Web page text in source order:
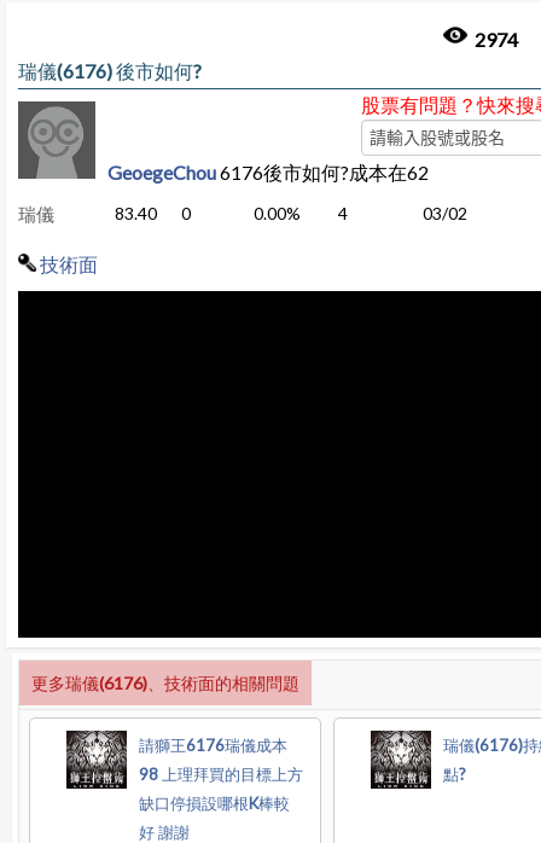
2974
瑞儀(6176) 後市如何?
股票有問題？快來搜
GeoegeChou6176後市如何?成本在62
瑞儀 83.40 0 0.00% 4 03/02
技術面
更多瑞儀(6176)、技術面的相關問題
請獅王6176瑞儀成本
98 上理拜買的目標上方
缺口停損設哪根K棒較
好 謝謝
瑞儀(6176)
點?